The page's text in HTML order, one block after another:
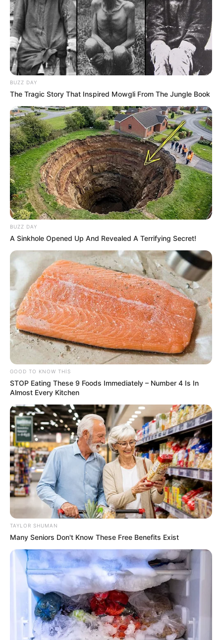
22:10 / 05 Avqust 2026 CƏMİYYƏT
Bakıda MƏSCİDYANIR
0 0
21:39 / 05 Avqust 2026
Bu restoranda müştərilər tamamilə
çılpaq nahar edirlər
84 0 0
21:24 / 05 Avqust 2026 CƏMİYYƏT
Kartdan-karta köçürmə ilə bağlı limitlər
bu banklarda işləmir
BUZZ DAY
The Tragic Story That Inspired Mowgli From The Jungle Book
BUZZ DAY
A Sinkhole Opened Up And Revealed A Terrifying Secret!
GOOD TO KNOW THIS
STOP Eating These 9 Foods Immediately – Number 4 Is In
Almost Every Kitchen
TAYLOR SHUMAN
Many Seniors Don't Know These Free Benefits Exist